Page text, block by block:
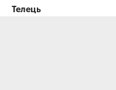
Телець